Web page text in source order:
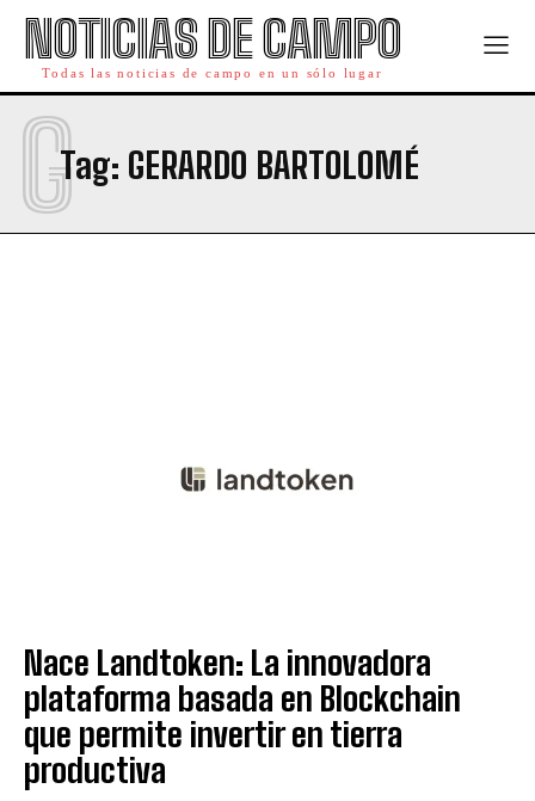
NOTICIAS DE CAMPO
Todas las noticias de campo en un sólo lugar
Tag: GERARDO BARTOLOMÉ
G
Nace Landtoken: La innovadora
plataforma basada en Blockchain
que permite invertir en tierra
productiva